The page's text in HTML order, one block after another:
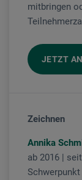
mitbringen
JETZT
Zeichnen
Annika
ab 2016 |